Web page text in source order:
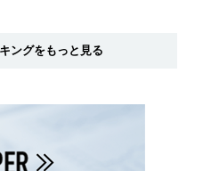
ングをもっと見る